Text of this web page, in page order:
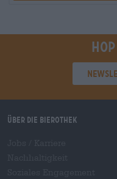
Über die Bierothek